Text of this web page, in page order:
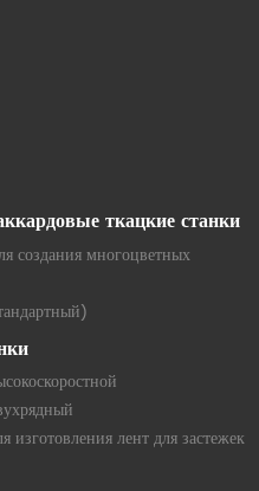
ткацкие станки
создания многоцветных
изготовления лент для застежек